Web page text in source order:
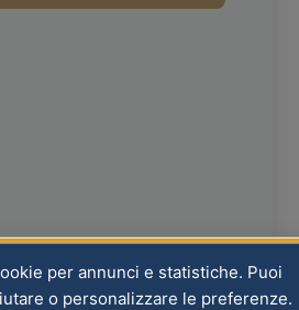
per annunci e statistiche. Puoi
o personalizzare le preferenze.